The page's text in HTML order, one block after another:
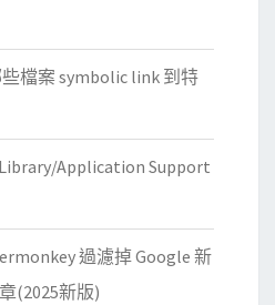
檔案 symbolic link 到特
Application Support
過濾掉 Google 新
(2025新版)